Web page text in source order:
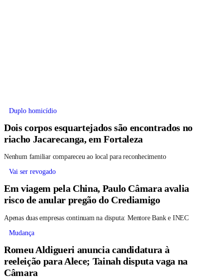
Duplo homicídio
Dois corpos esquartejados são encontrados no
riacho Jacarecanga, em Fortaleza
Nenhum familiar compareceu ao local para reconhecimento
Vai ser revogado
Em viagem pela China, Paulo Câmara avalia
risco de anular pregão do Crediamigo
Apenas duas empresas continuam na disputa: Mentore Bank e INEC
Mudança
Romeu Aldigueri anuncia candidatura à
reeleição para Alece; Tainah disputa vaga na
Câmara